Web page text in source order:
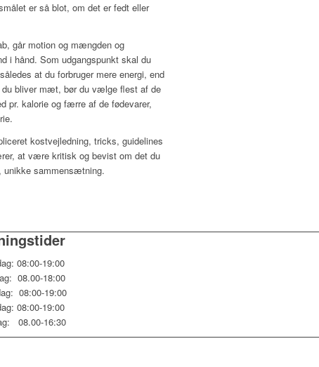
er så blot, om det er fedt eller
går motion og mængden og
i hånd. Som udgangspunkt skal du
at du forbruger mere energi, end
du bliver mæt, bør du vælge flest af de
pr. kalorie og færre af de fødevarer,
kostvejledning, tricks, guidelines
at være kritisk og bevist om det du
unikke sammensætning.
08:00-19:00
08.00-18:00
08:00-19:00
08:00-19:00
08.00-16:30